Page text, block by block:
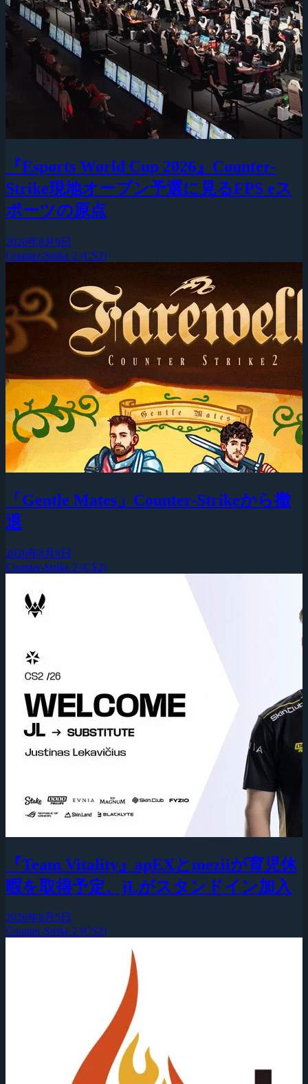
『Esports World Cup 2026』Counter-
Strike現地オープン予選に見るFPS eス
ポーツの原点
2026年8月9日
Counter-Strike 2 (CS2)
「Gentle Mates」Counter-Strikeから撤
退
2026年8月8日
Counter-Strike 2 (CS2)
『Team Vitality』apEXとmeziiが育児休
暇を取得予定、jLがスタンドイン加入
2026年8月5日
Counter-Strike 2 (CS2)